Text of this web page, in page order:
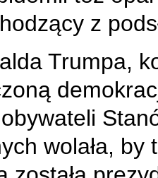
z
Trumpa,
wolała, by